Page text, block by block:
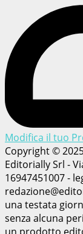
Modifica il tuo
Copyright ©
Editorially Srl -
16947451007 -
una testata
senza alcuna